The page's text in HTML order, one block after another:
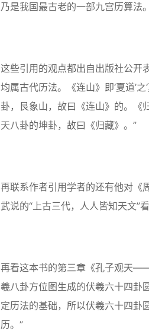
乃是我国最古老的一部九宫历算法
这些引用的观点都出自出版社公开
均属古代历法。《连山》即‘夏道’
卦，艮象山，故曰《连山》的。《
天八卦的坤卦，故曰《归藏》。”
再联系作者引用学者的还有他对《
武说的“上古三代，人人皆知天文”
再看这本书的第三章《孔子观天
羲八卦方位图生成的伏羲六十四卦
定历法的基础，所以伏羲六十四卦
历。”